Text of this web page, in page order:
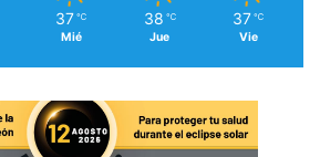
37 ℃
Mié
38 ℃
Jue
37 ℃
Vie